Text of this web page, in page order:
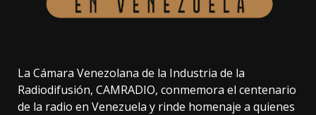
La Cámara Venezolana de la Industria de la
Radiodifusión, CAMRADIO, conmemora el centenario
de la radio en Venezuela y rinde homenaje a quienes